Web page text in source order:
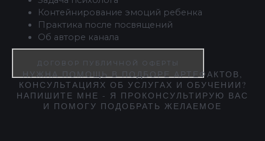
Контейнирование эмоций ребенка
Практика после посвящений
Об авторе канала
ДОГОВОР ПУБЛИЧНОЙ ОФЕРТЫ
НУЖНА ПОМОЩЬ В ПОДБОРЕ АРТЕФАКТОВ,
КОНСУЛЬТАЦИЯХ ОБ УСЛУГАХ И ОБУЧЕНИИ?
НАПИШИТЕ МНЕ - Я ПРОКОНСУЛЬТИРУЮ ВАС
И ПОМОГУ ПОДОБРАТЬ ЖЕЛАЕМОЕ